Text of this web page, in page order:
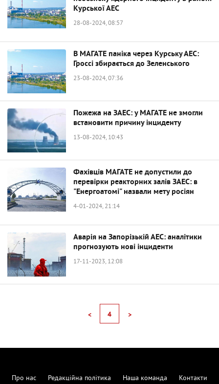
Курської АЕС
28-08-2024, 08:57
В МАГАТЕ паніка через Курську АЕС:
Гроссі збирається до Зеленського
23-08-2024, 07:36
Пожежа на ЗАЕС: у МАГАТЕ не змогли
встановити причину інциденту
13-08-2024, 10:43
Фахівців МАГАТЕ не допустили до
перевірки реакторних залів ЗАЕС: в
"Енергоатомі" назвали мету росіян
4-01-2024, 21:14
Аварія на Запорізькій АЕС: аналітики
прогнозують нові інциденти
17-11-2023, 12:08
< 4 >
Про нас Редакційна політика Наша команда
Контакти